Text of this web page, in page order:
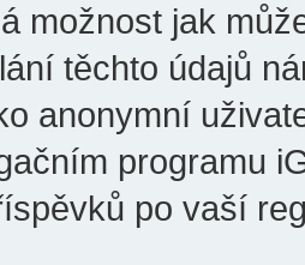
možnost jak
těchto údajů
anonymní
programu
po vaší